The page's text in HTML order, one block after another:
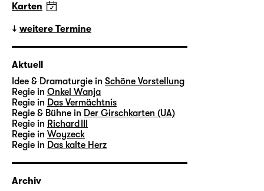
Karten
weitere Termine
Aktuell
Idee & Dramaturgie in Schöne Vorstellung
Regie in Onkel Wanja
Regie in Das Vermächtnis
Regie & Bühne in Der Girschkarten (UA)
Regie in Richard III
Regie in Woyzeck
Regie in Das kalte Herz
Archiv